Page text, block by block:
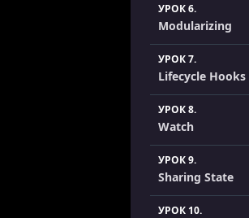
УРОК 6.
Modularizing
УРОК 7.
Lifecycle Hooks
УРОК 8.
Watch
УРОК 9.
Sharing State
УРОК 10.